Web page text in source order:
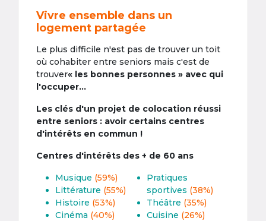
Vivre ensemble dans un
logement partagée
Le plus difficile n'est pas de trouver un toit
où cohabiter entre seniors mais c'est de
trouver« les bonnes personnes » avec qui
l'occuper...
Les clés d'un projet de colocation réussi
entre seniors : avoir certains centres
d'intérêts en commun !
Centres d'intérêts des + de 60 ans
Musique (59%)
Littérature (55%)
Histoire (53%)
Cinéma (40%)
Pratiques
sportives (38%)
Théâtre (35%)
Cuisine (26%)